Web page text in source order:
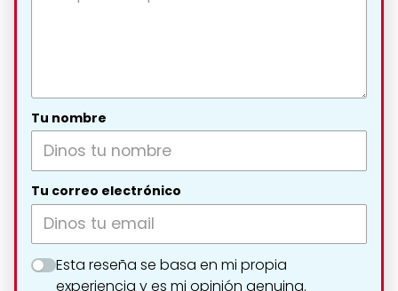
Tu nombre
Tu correo electrónico
Esta reseña se basa en mi propia
experiencia y es mi opinión genuina.